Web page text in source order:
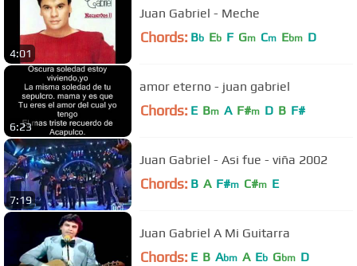
4:01
Juan Gabriel - Meche
Chords: Bb Eb F Gm Cm Ebm D
6:23
amor eterno - juan gabriel
Chords: E Bm A F#m D B F#
7:19
Juan Gabriel - Asi fue - viña 2002
Chords: B A F#m C#m E
Juan Gabriel A Mi Guitarra
Chords: E B Abm A Eb Gbm D